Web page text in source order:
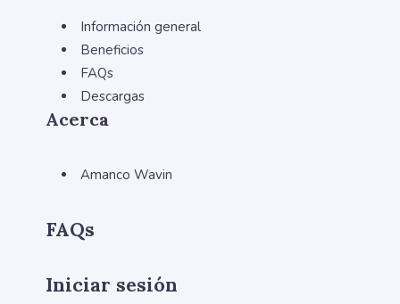
Información general
Beneficios
FAQs
Descargas
Acerca
Amanco Wavin
FAQs
Iniciar sesión